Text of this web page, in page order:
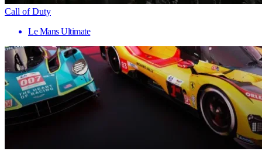
Call of Duty
Le Mans Ultimate